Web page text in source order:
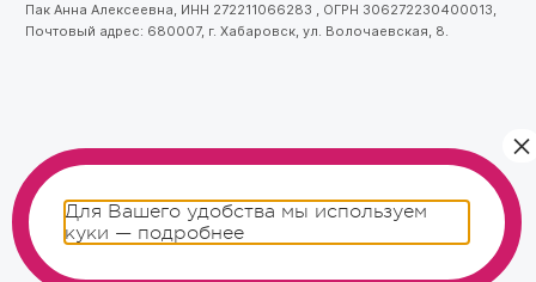
Пак Анна Алексеевна, ИНН 272211066283 , ОГРН 306272230400013,
Почтовый адрес: 680007, г. Хабаровск, ул. Волочаевская, 8.
Для Вашего удобства мы используем
куки — подробнее